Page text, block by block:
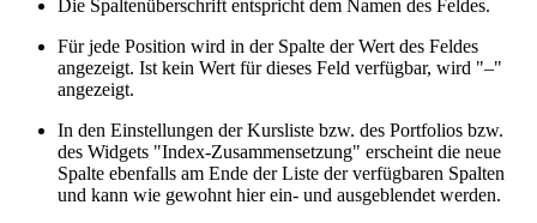
Die Spaltenüberschrift entspricht dem Namen des Feldes.
Für jede Position wird in der Spalte der Wert des Feldes
angezeigt. Ist kein Wert für dieses Feld verfügbar, wird "–"
angezeigt.
In den Einstellungen der Kursliste bzw. des Portfolios bzw.
des Widgets "Index-Zusammensetzung" erscheint die neue
Spalte ebenfalls am Ende der Liste der verfügbaren Spalten
und kann wie gewohnt hier ein- und ausgeblendet werden.